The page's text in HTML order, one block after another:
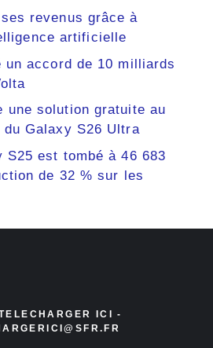
revenus grâce à
artificielle
un accord de 10 milliards
une solution gratuite au
du Galaxy S26 Ultra
S25 est tombé à 46 683
de 32 % sur les
ICI -